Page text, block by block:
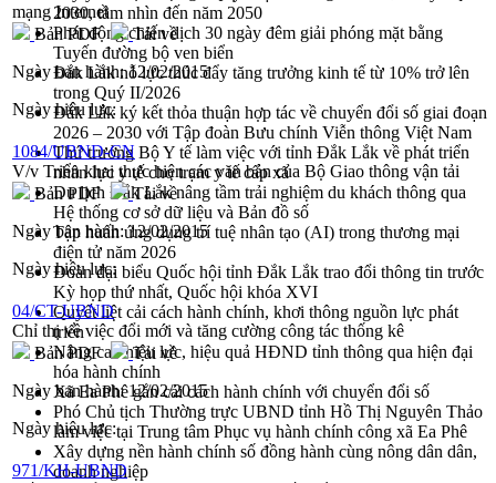
2030, tầm nhìn đến năm 2050
Phát động chiến dịch 30 ngày đêm giải phóng mặt bằng
Tuyến đường bộ ven biển
Đắk Lắk nỗ lực thúc đẩy tăng trưởng kinh tế từ 10% trở lên
trong Quý II/2026
Đắk Lắk ký kết thỏa thuận hợp tác về chuyển đổi số giai đoạn
2026 – 2030 với Tập đoàn Bưu chính Viễn thông Việt Nam
Thứ trưởng Bộ Y tế làm việc với tỉnh Đắk Lắk về phát triển
nhân lực y tế cho trạm y tế cấp xã
Du lịch Đắk Lắk nâng tầm trải nghiệm du khách thông qua
Hệ thống cơ sở dữ liệu và Bản đồ số
Tập huấn ứng dụng trí tuệ nhân tạo (AI) trong thương mại
điện tử năm 2026
Đoàn đại biểu Quốc hội tỉnh Đắk Lắk trao đổi thông tin trước
Kỳ họp thứ nhất, Quốc hội khóa XVI
Quyết liệt cải cách hành chính, khơi thông nguồn lực phát
triển
Nâng cao hiệu lực, hiệu quả HĐND tỉnh thông qua hiện đại
hóa hành chính
Xã Ea Phê gắn cải cách hành chính với chuyển đổi số
Phó Chủ tịch Thường trực UBND tỉnh Hồ Thị Nguyên Thảo
làm việc tại Trung tâm Phục vụ hành chính công xã Ea Phê
Xây dựng nền hành chính số đồng hành cùng nông dân dân,
doanh nghiệp
mạng Internet
Bản PDF
Tải về
Ngày ban hành:12/02/2015
Ngày hiệu lực:
1084/UBND-CN
V/v Triển khai thực hiện các văn bản của Bộ Giao thông vận tải
Bản PDF
Tải về
Ngày ban hành:12/02/2015
Ngày hiệu lực:
04/CT-UBND
Chỉ thị về việc đổi mới và tăng cường công tác thống kê
Bản PDF
Tải về
Ngày ban hành:12/02/2015
Ngày hiệu lực:
971/KH-UBND